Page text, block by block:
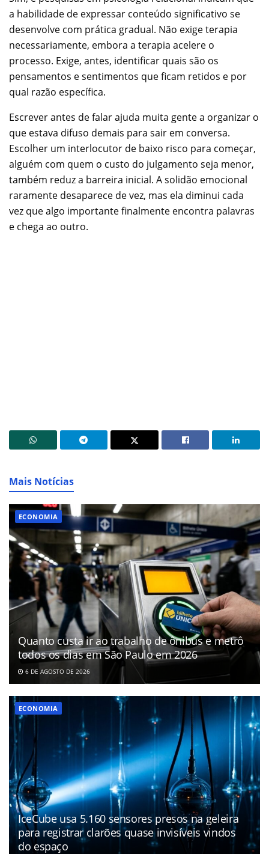
a habilidade de expressar conteúdo significativo se
desenvolve com prática gradual. Não exige terapia
necessariamente, embora a terapia acelere o
processo. Exige, antes, identificar quais são os
pensamentos e sentimentos que ficam retidos e por
qual razão específica.
Escrever antes de falar ajuda muita gente a organizar o
que estava difuso demais para sair em conversa.
Escolher um interlocutor de baixo risco para começar,
alguém com quem o custo do julgamento seja menor,
também reduz a barreira inicial. A solidão emocional
raramente desaparece de vez, mas ela diminui cada
vez que algo importante finalmente encontra palavras
e chega ao outro.
Mais Notícias
ECONOMIA
Quanto custa ir ao trabalho de ônibus e metrô
todos os dias em São Paulo em 2026
6 DE AGOSTO DE 2026
ECONOMIA
IceCube usa 5.160 sensores presos na geleira
para registrar clarões quase invisíveis vindos
do espaço